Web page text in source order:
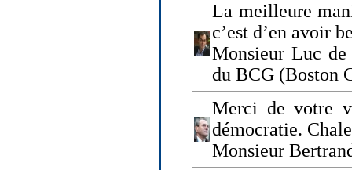
La meilleure
c’est d’en avoir
Monsieur Luc de
du BCG (Boston
Merci de votre
démocratie.
Monsieur